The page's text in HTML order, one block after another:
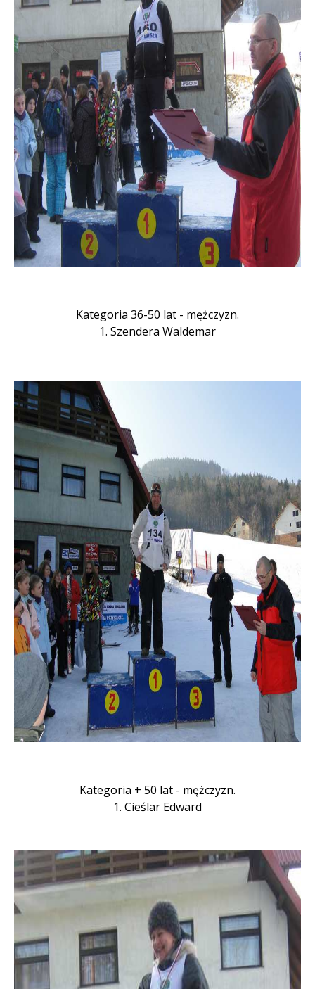
Kategoria 36-50 lat - mężczyzn.
1. Szendera Waldemar
Kategoria + 50 lat - mężczyzn.
1. Cieślar Edward